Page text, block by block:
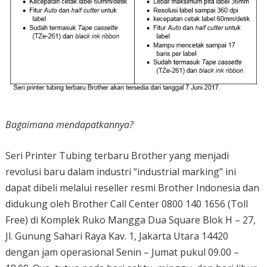
Bagaimana mendapatkannya?
Seri Printer Tubing terbaru Brother yang menjadi
revolusi baru dalam industri “industrial marking” ini
dapat dibeli melalui reseller resmi Brother Indonesia dan
didukung oleh Brother Call Center 0800 140 1656 (Toll
Free) di Komplek Ruko Mangga Dua Square Blok H – 27,
Jl. Gunung Sahari Raya Kav. 1, Jakarta Utara 14420
dengan jam operasional Senin – Jumat pukul 09.00 –